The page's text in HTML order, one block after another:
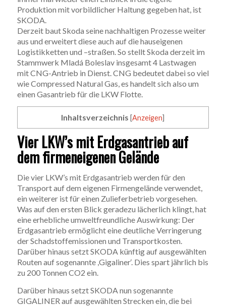
Produktion mit vorbildlicher Haltung gegeben hat, ist
SKODA.
Derzeit baut Skoda seine nachhaltigen Prozesse weiter
aus und erweitert diese auch auf die hauseigenen
Logistikketten und –straßen. So stellt Skoda derzeit im
Stammwerk Mladá Boleslav insgesamt 4 Lastwagen
mit CNG-Antrieb in Dienst. CNG bedeutet dabei so viel
wie Compressed Natural Gas, es handelt sich also um
einen Gasantrieb für die LKW Flotte.
Inhaltsverzeichnis [Anzeigen]
Vier LKW’s mit Erdgasantrieb auf
dem firmeneigenen Gelände
Die vier LKW’s mit Erdgasantrieb werden für den
Transport auf dem eigenen Firmengelände verwendet,
ein weiterer ist für einen Zulieferbetrieb vorgesehen.
Was auf den ersten Blick geradezu lächerlich klingt, hat
eine erhebliche umweltfreundliche Auswirkung: Der
Erdgasantrieb ermöglicht eine deutliche Verringerung
der Schadstoffemissionen und Transportkosten.
Darüber hinaus setzt SKODA künftig auf ausgewählten
Routen auf sogenannte ,Gigaliner‘. Dies spart jährlich bis
zu 200 Tonnen CO2 ein.
Darüber hinaus setzt SKODA nun sogenannte
GIGALINER auf ausgewählten Strecken ein, die bei